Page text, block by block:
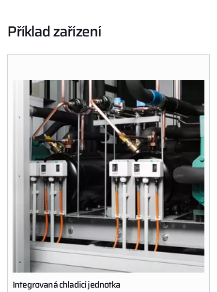
Příklad zařízení
Integrovaná chladicí jednotka
Důležité odkazy
Kontakty
Servisní portál
Bonus program
WOLF Akademie